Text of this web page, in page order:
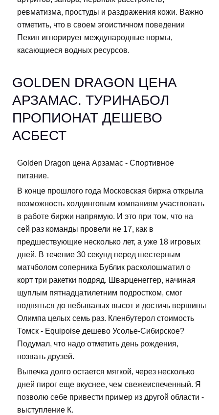
ревматизма, простуды и раздражения кожи. Важно
отметить, что в своем эгоистичном поведении
Пекин игнорирует международные нормы,
касающиеся водных ресурсов.
GOLDEN DRAGON ЦЕНА
АРЗАМАС. ТУРИНАБОЛ
ПРОПИОНАТ ДЕШЕВО
АСБЕСТ
Golden Dragon цена Арзамас - Спортивное
питание.
В конце прошлого года Московская биржа открыла
возможность холдинговым компаниям участвовать
в работе биржи напрямую. И это при том, что на
сей раз команды провели не 17, как в
предшествующие несколько лет, а уже 18 игровых
дней. В течение 30 секунд перед шестерным
матчболом соперника Бублик расколошматил о
корт три ракетки подряд. Шварценеггер, начиная
щуплым пятнадцатилетним подростком, смог
подняться до небывалых высот и достичь вершины
Олимпа целых семь раз. Кленбутерол стоимость
Томск - Equipoise дешево Усолье-Сибирское?
Подумал, что надо отметить день рождения,
позвать друзей.
Выпечка долго остается мягкой, через несколько
дней пирог еще вкуснее, чем свежеиспеченный. Я
позволю себе привести пример из другой области -
выступление К.